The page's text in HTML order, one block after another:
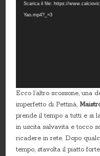
Scarica il file: https://
Yao.mp4?_=3
Ecco l’altro scossone, una
imperfetto di Pettinà,
prende il tempo a tutti e si
in uscita salvavita e tocco
ricadere in rete. Dopo
tempo, stavolta il piatto